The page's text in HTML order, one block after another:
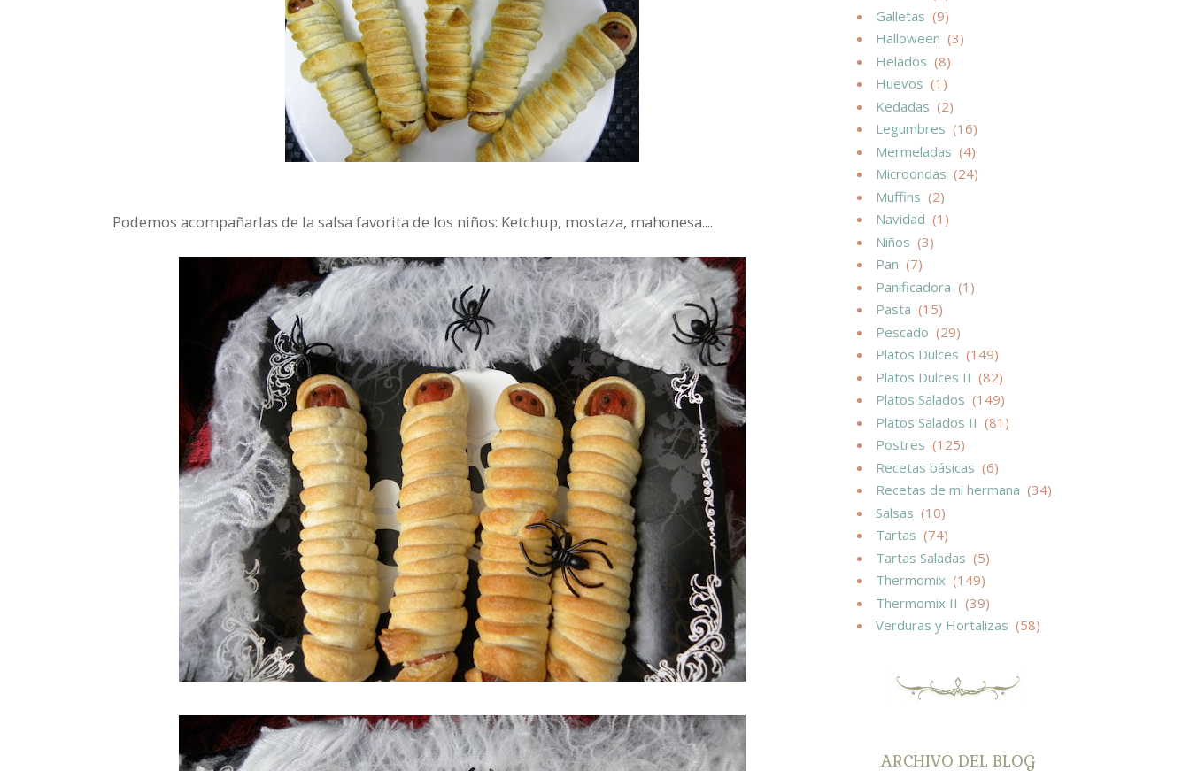
Podemos acompañarlas de la salsa favorita de los niños: Ketchup, mostaza, mahonesa....
Galletas (9)
Halloween (3)
Helados (8)
Huevos (1)
Kedadas (2)
Legumbres (16)
Mermeladas (4)
Microondas (24)
Muffins (2)
Navidad (1)
Niños (3)
Pan (7)
Panificadora (1)
Pasta (15)
Pescado (29)
Platos Dulces (149)
Platos Dulces II (82)
Platos Salados (149)
Platos Salados II (81)
Postres (125)
Recetas básicas (6)
Recetas de mi hermana (34)
Salsas (10)
Tartas (74)
Tartas Saladas (5)
Thermomix (149)
Thermomix II (39)
Verduras y Hortalizas (58)
ARCHIVO DEL BLOG